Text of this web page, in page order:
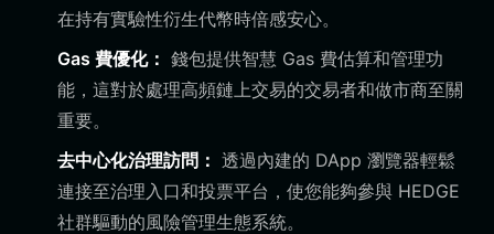
在持有實驗性衍生代幣時倍感安心。
Gas 費優化： 錢包提供智慧 Gas 費估算和管理功
能，這對於處理高頻鏈上交易的交易者和做市商至關
重要。
去中心化治理訪問： 透過內建的 DApp 瀏覽器輕鬆
連接至治理入口和投票平台，使您能夠參與 HEDGE
社群驅動的風險管理生態系統。